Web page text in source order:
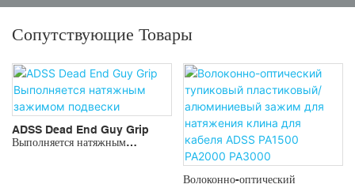
Сопутствующие Товары
ADSS Dead End Guy Grip
Выполняется натяжным
Волоконно-оптический